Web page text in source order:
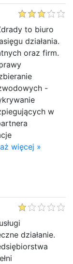
to biuro
działania.
oraz firm.
-
w
więcej »
działanie.